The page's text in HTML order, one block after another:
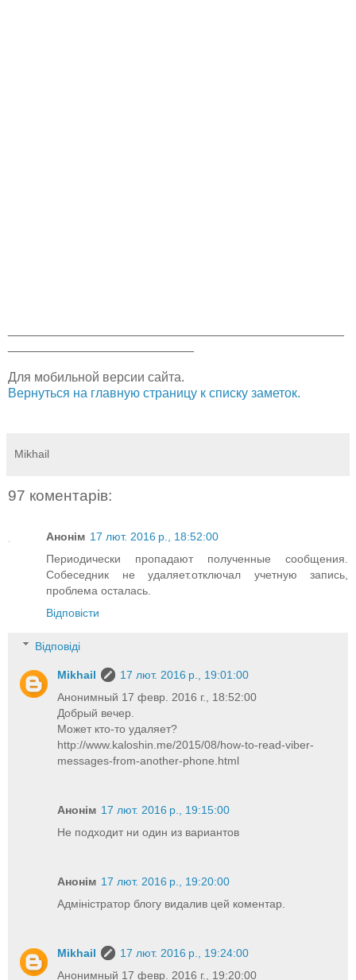
Для мобильной версии сайта.
Вернуться на главную страницу к списку заметок.
Mikhail
97 коментарів:
Анонім 17 лют. 2016 р., 18:52:00
Периодически пропадают полученные сообщения.
Собеседник не удаляет.отключал учетную запись,
проблема осталась.
Відповісти
Відповіді
Mikhail
17 лют. 2016 р., 19:01:00
Анонимный 17 февр. 2016 г., 18:52:00
Добрый вечер.
Может кто-то удаляет?
http://www.kaloshin.me/2015/08/how-to-read-viber-
messages-from-another-phone.html
Анонім 17 лют. 2016 р., 19:15:00
Не подходит ни один из вариантов
Анонім 17 лют. 2016 р., 19:20:00
Адміністратор блогу видалив цей коментар.
Mikhail
17 лют. 2016 р., 19:24:00
Анонимный 17 февр. 2016 г., 19:20:00